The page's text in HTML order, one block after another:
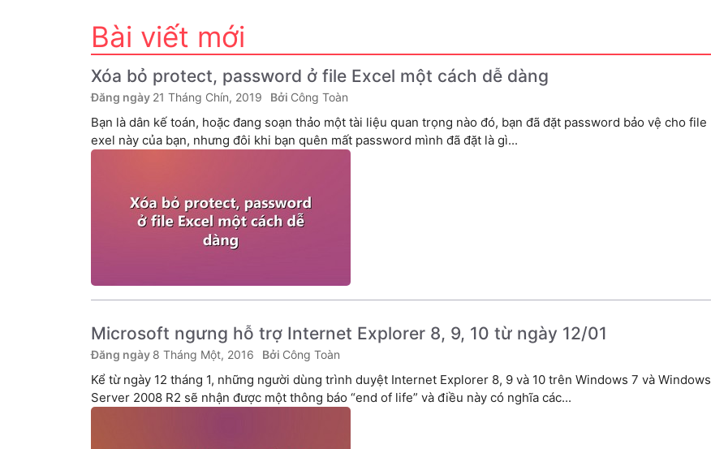
Bài viết mới
Xóa bỏ protect, password ở file Excel một cách dễ dàng
21 Tháng Chín, 2019 Công Toàn
Bạn là dân kế toán, hoặc đang soạn thảo một tài liệu quan trọng nào đó, bạn đã đặt password bảo vệ cho file
exel này của bạn, nhưng đôi khi bạn quên mất password mình đã đặt là gì...
Microsoft ngưng hỗ trợ Internet Explorer 8, 9, 10 từ ngày 12/01
8 Tháng Một, 2016 Công Toàn
Kể từ ngày 12 tháng 1, những người dùng trình duyệt Internet Explorer 8, 9 và 10 trên Windows 7 và Windows
Server 2008 R2 sẽ nhận được một thông báo “end of life” và điều này có nghĩa các...